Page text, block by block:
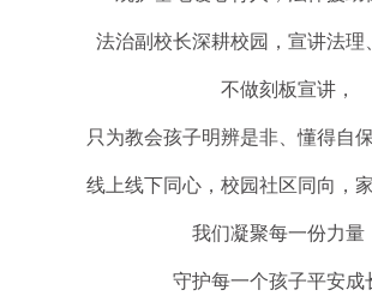
法治副校长深耕校园，宣讲法理
不做刻板宣讲，
只为教会孩子明辨是非、懂得自
线上线下同心，校园社区同向，
我们凝聚每一份力量
守护每一个孩子平安成